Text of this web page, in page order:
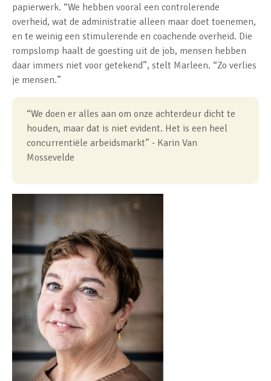
papierwerk. “We hebben vooral een controlerende
overheid, wat de administratie alleen maar doet toenemen,
en te weinig een stimulerende en coachende overheid. Die
rompslomp haalt de goesting uit de job, mensen hebben
daar immers niet voor getekend”, stelt Marleen. “Zo verlies
je mensen.”
“We doen er alles aan om onze achterdeur dicht te
houden, maar dat is niet evident. Het is een heel
concurrentiële arbeidsmarkt” - Karin Van
Mossevelde